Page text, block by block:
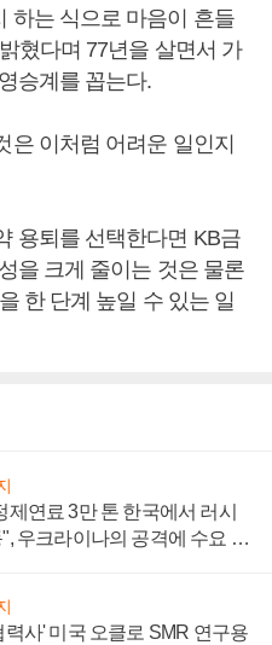
하는 식으로 마음이 흔들
혔다며 77년을 살면서 가
승계를 꼽는다.
은 이처럼 어려운 일인지
용퇴를 선택한다면 KB금
을 크게 줄이는 것은 물론
한 단계 높일 수 있는 일
제연료 3만 톤 한국에서 러시
우크라이나의 공격에 수요 늘
력사' 미국 오클로 SMR 연구용